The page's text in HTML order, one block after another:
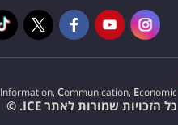
Information, Communication, Economic
כל הזכויות שמורות לאתר ICE. ©